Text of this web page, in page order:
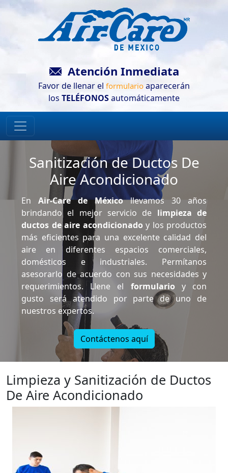
Atención Inmediata
Favor de llenar el formulario aparecerán
los TELÉFONOSautomáticamente
Sanitización de Ductos De
Aire Acondicionado
En Air-Care de Méxicollevamos 30 años
brindando el mejor servicio de limpieza de
ductos de aire acondicionado y los productos
más eficientes para una excelente calidad del
aire en diferentes espacios comerciales,
domésticos e industriales. Permítanos
asesorarlo de acuerdo con sus necesidades y
requerimientos. Llene el formulario y con
gusto será atendido por parte de uno de
nuestros expertos.
Contáctenos aquí
Limpieza y Sanitización de Ductos
De Aire Acondicionado